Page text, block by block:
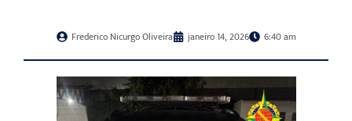
Frederico Nicurgo Oliveira janeiro 14, 2026 6:40 am